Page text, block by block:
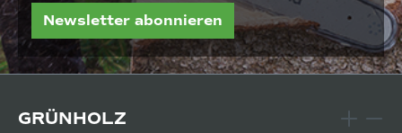
Newsletter abonnieren
GRÜNHOLZ